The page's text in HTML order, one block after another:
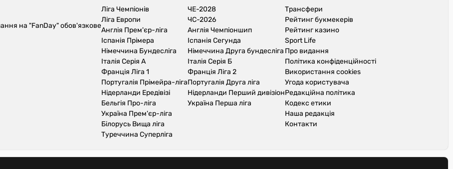
на "FanDay" обов'язкове
Ліга Чемпіонів
Ліга Европи
Англія Прем'єр-ліга
Іспанія Прімера
Німеччина Бундесліга
Італія Серія А
Франція Ліга 1
Португалія Прімейра-ліга
Нідерланди Ередівізі
Бельгія Про-ліга
Україна Прем'єр-ліга
Білорусь Вища ліга
Туреччина Суперліга
ЧЕ-2028
ЧС-2026
Англія Чемпіоншип
Іспанія Сегунда
Німеччина Друга бундесліга
Італія Серія Б
Франція Ліга 2
Португалія Друга ліга
Нідерланди Перший дивізіон
Україна Перша ліга
Трансфери
Рейтинг букмекерів
Рейтинг казино
Sport Life
Про видання
Політика конфіденційності
Використання cookies
Угода користувача
Редакційна політика
Кодекс етики
Наша редакція
Контакти